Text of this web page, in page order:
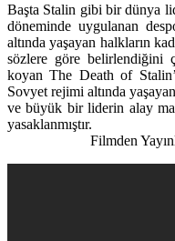
Başta Stalin gibi bir dünya
döneminde uygulanan
altında yaşayan halkların
sözlere göre belirlendiğini
koyan The Death of
Sovyet rejimi altında
ve büyük bir liderin alay
yasaklanmıştır.
Filmden